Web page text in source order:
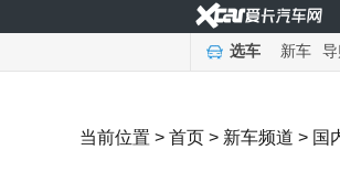
选车 新车 导
当前位置 > 首页 > 新车频道 > 国